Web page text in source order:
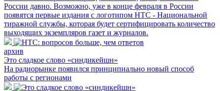
России давно. Возможно, уже в конце февраля в России
появятся первые издания с логотипом НТС - Национальной
тиражной службы, которая будет сертифицировать количество
выходящих экземпляров газет и журналов.
архив
Это сладкое слово «синдикейшн»
На радиорынке появился принципиально новый способ
работы с регионами